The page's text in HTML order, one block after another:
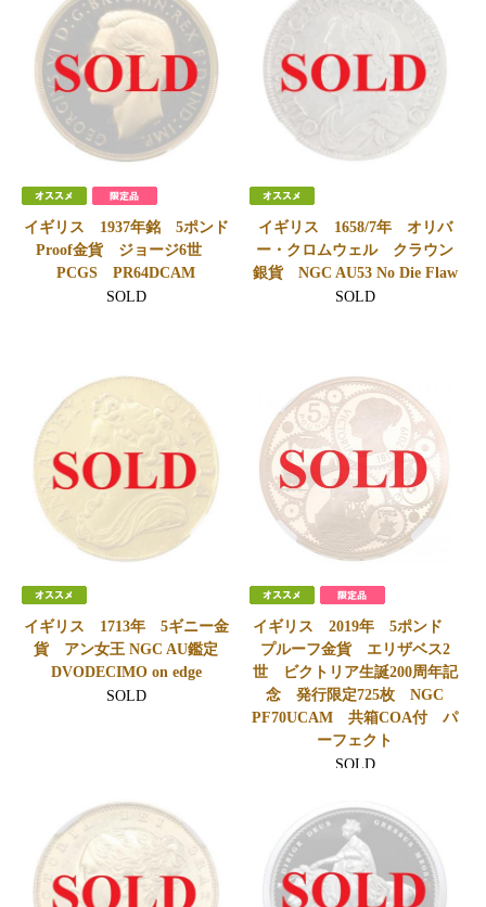
イギリス 1937年銘 5ポンド
Proof金貨 ジョージ6世
PCGS PR64DCAM
SOLD
イギリス 1658/7年 オリバ
ー・クロムウェル クラウン
銀貨 NGC AU53 No Die Flaw
SOLD
イギリス 1713年 5ギニー金
貨 アン女王 NGC AU鑑定
DVODECIMO on edge
SOLD
イギリス 2019年 5ポンド
プルーフ金貨 エリザベス2
世 ビクトリア生誕200周年記
念 発行限定725枚 NGC
PF70UCAM 共箱COA付 パ
ーフェクト
SOLD